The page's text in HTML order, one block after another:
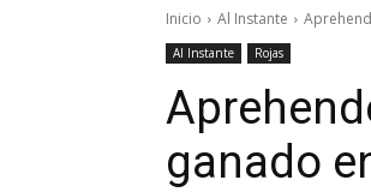
Inicio Al Instante
Al Instante Rojas
ganado